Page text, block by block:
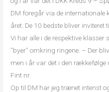
DM foregår via de internationale
året. De 10 bedste bliver inviteret
Vi har alle i de respektive klasser
”byer” omkring ringene. – Der
men i år var det i den rækkefølge
Fint nr.
Op til DM har jeg trænet intenst